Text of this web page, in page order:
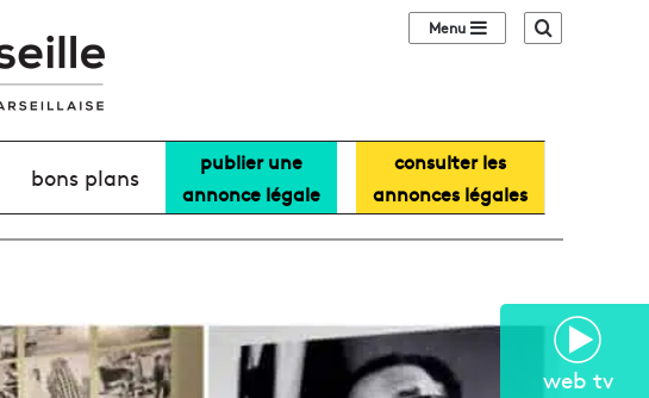
web tv
Sidebar (barre
bons plans
publier une
annonce légale
consulter les
annonces légales